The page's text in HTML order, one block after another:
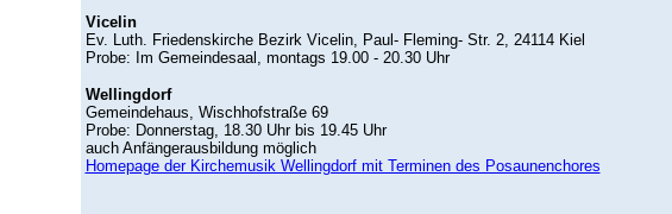
Vicelin
Ev. Luth. Friedenskirche Bezirk Vicelin, Paul- Fleming- Str. 2, 24114 Kiel
Probe: Im Gemeindesaal, montags 19.00 - 20.30 Uhr
Wellingdorf
Gemeindehaus, Wischhofstraße 69
Probe: Donnerstag, 18.30 Uhr bis 19.45 Uhr
auch Anfängerausbildung möglich
Homepage der Kirchemusik Wellingdorf mit Terminen des Posaunenchores